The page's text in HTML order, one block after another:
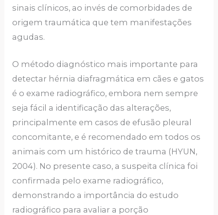
sinais clínicos, ao invés de comorbidades de
origem traumática que tem manifestações
agudas.
O método diagnóstico mais importante para
detectar hérnia diafragmática em cães e gatos
é o exame radiográfico, embora nem sempre
seja fácil a identificação das alterações,
principalmente em casos de efusão pleural
concomitante, e é recomendado em todos os
animais com um histórico de trauma (HYUN,
2004). No presente caso, a suspeita clínica foi
confirmada pelo exame radiográfico,
demonstrando a importância do estudo
radiográfico para avaliar a porção